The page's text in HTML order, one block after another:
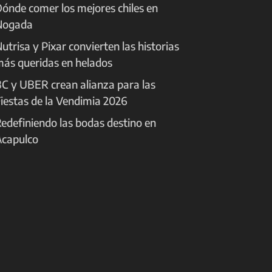
comer los mejores chiles en
y Pixar convierten las historias
queridas en helados
y UBER crean alianza para las
de la Vendimia 2026
las bodas destino en